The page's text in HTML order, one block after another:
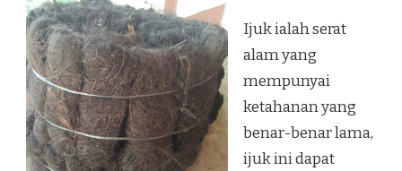
Ijuk ialah serat
alam yang
mempunyai
ketahanan yang
benar-benar lama,
ijuk ini dapat